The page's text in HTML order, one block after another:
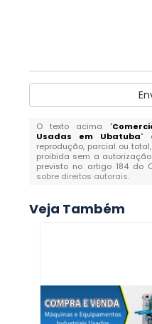
O texto acima "
Usadas em Ubatuba"
reprodução, parcial ou
proibida sem a
previsto no artigo 184 do
sobre direitos autorais.
Veja Também